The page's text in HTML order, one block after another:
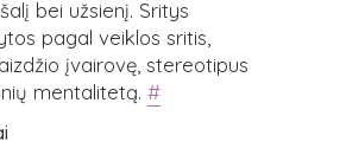
bei užsienį. Sritys
pagal veiklos sritis,
įvairovę, stereotipus
mentalitetą.#